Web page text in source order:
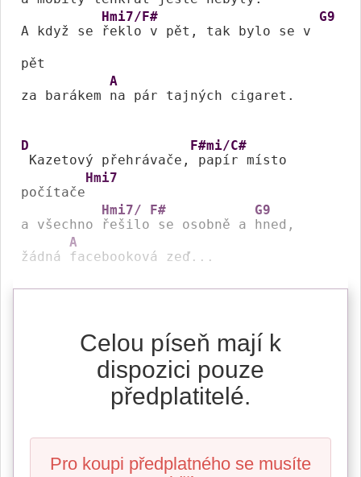
A když se
Hmi7/F#
řeklo v pět, tak bylo se v
G9
pět
za barákem
A
na pár tajných cigaret.
D
Kazetový přehrávače,
F#mi/C#
papír místo
počítače
Hmi7
a všechno
Hmi7/ F#
řešilo se osobně a
G9
hned,
žádná
A
Celou píseň mají k
dispozici pouze
předplatitelé.
Pro koupi předplatného se musíte